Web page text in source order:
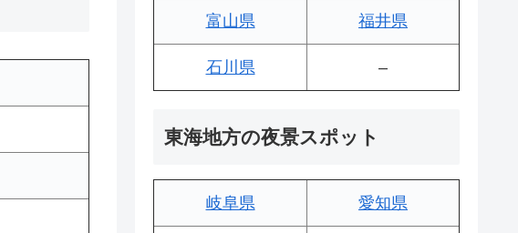
富山県 福井県
石川県 –
東海地方の夜景スポット
岐阜県 愛知県